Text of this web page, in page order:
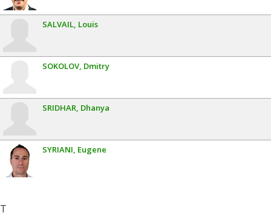
SALVAIL Louis
SOKOLOV Dmitry
SRIDHAR Dhanya
SYRIANI Eugene
T